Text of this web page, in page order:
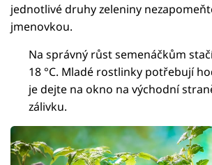
jednotlivé druhy zeleniny
jmenovkou.
Na správný růst semenáčkům
18 °C. Mladé rostlinky potřebují
je dejte na okno na východní
zálivku.